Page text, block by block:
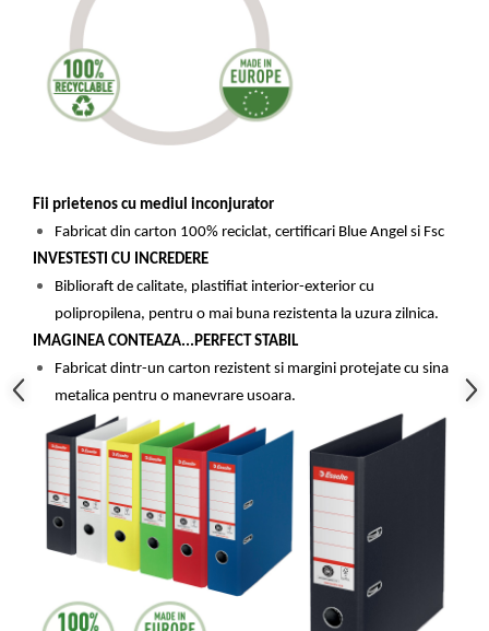
Ecrane Interactive
Sisteme de afisare
Ecrane de proiectie
Accesorii prezentare
Table magnetice (whiteboard-uri)
Gadgeturi mobile
Securitate digitala
Adaptoare de calatorie
Baterii si acumulatori
Cabluri si conectivitate
Incarcatoare wireless
Incarcatoare cu fir si auto
Ceasuri smart - Smartwatch
Baterii externe - Powerbanks
Accesorii localizare (FindMy)
Cartuse, tonere, consumabile PC
Standuri PC si suporturi
ergonomice
Fii prietenos cu mediul inconjurator
Fabricat din carton 100% reciclat, certificari Blue Angel si Fsc
INVESTESTI CU INCREDERE
Biblioraft de calitate, plastifiat interior-exterior cu
polipropilena, pentru o mai buna rezistenta la uzura zilnica.
IMAGINEA CONTEAZA...PERFECT STABIL
Fabricat dintr-un carton rezistent si margini protejate cu sina
metalica pentru o manevrare usoara.